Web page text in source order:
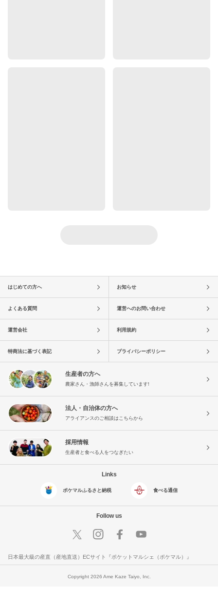
はじめての方へ お知らせ
よくある質問 運営へのお問い合わせ
運営会社 利用規約
特商法に基づく表記 プライバシーポリシー
生産者の方へ
農家さん・漁師さんを募集しています!
法人・自治体の方へ
アライアンスのご相談はこちらから
採用情報
生産者と食べる人をつなぎたい
Links
ポケマルふるさと納税 食べる通信
Follow us
日本最大級の産直（産地直送）ECサイト『ポケットマルシェ（ポケマル）』
Copyright 2026 Ame Kaze Taiyo, Inc.